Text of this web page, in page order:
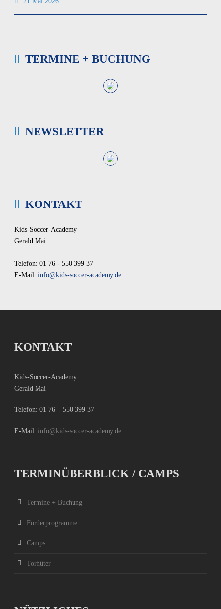
TERMINE + BUCHUNG
NEWSLETTER
KONTAKT
Kids-Soccer-Academy
Gerald Mai
Telefon: 01 76 - 550 399 37
E-Mail: info@kids-soccer-academy.de
KONTAKT
Kids-Soccer-Academy
Gerald Mai
Telefon: 01 76 – 550 399 37
E-Mail: info@kids-soccer-academy.de
TERMINÜBERBLICK / CAMPS
Termine + Buchung
Förderprogramme
Camps
Torhüter